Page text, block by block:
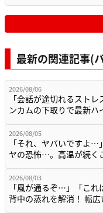
最新の関連記事(
2026/08/06
「会話が途切れるスト
ンカムの下取りで最新
2026/08/05
「それ、ヤバいですよ
ヤの恐怖…。高温が続く
2026/08/03
「風が通るぞ…」「こ
背中の蒸れを解消！ 幅